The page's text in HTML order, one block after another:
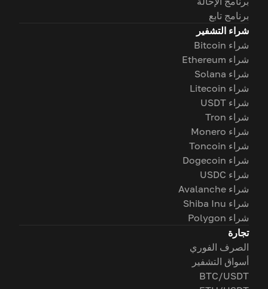
برنامج تابع
شراء التشفير
شراء Bitcoin
شراء Ethereum
شراء Solana
شراء Litecoin
شراء USDT
شراء Tron
شراء Monero
شراء Toncoin
شراء Dogecoin
شراء USDC
شراء Avalanche
شراء Shiba Inu
شراء Polygon
تجارة
الصرف الفوري
أسواق التشفير
BTC/USDT